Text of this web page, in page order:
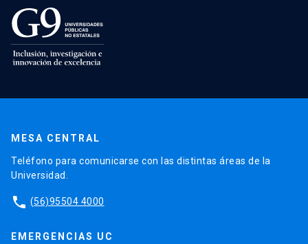
MESA CENTRAL
Teléfono para comunicarse con las distintas áreas de la
Universidad.
phone (56)95504 4000
EMERGENCIAS UC